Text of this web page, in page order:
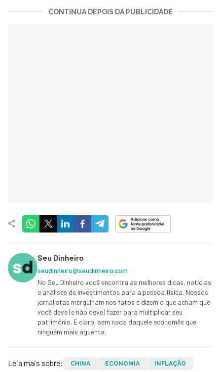
CONTINUA DEPOIS DA PUBLICIDADE
Seu Dinheiro
seudinheiro@seudinheiro.com
No Seu Dinheiro você encontra as melhores dicas, notícias
e análises de investimentos para a pessoa física. Nossos
jornalistas mergulham nos fatos e dizem o que acham que
você deve (e não deve) fazer para multiplicar seu
patrimônio. E claro, sem nada daquele economês que
ninguém mais aguenta.
Leia mais sobre: CHINA ECONOMIA INFLAÇÃO